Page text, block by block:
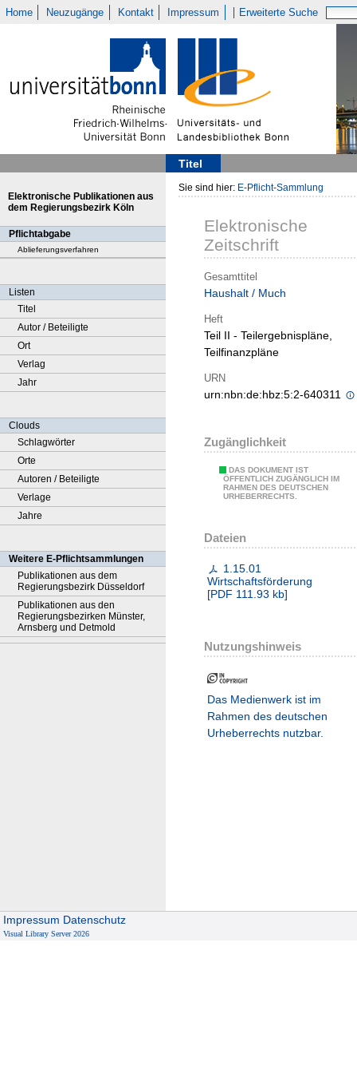
Home Neuzugänge Kontakt Impressum Erweiterte Suche
Titel
Elektronische Publikationen aus
dem Regierungsbezirk Köln
Pflichtabgabe
Ablieferungsverfahren
Listen
Titel
Autor / Beteiligte
Ort
Verlag
Jahr
Clouds
Schlagwörter
Orte
Autoren / Beteiligte
Verlage
Jahre
Weitere E-Pflichtsammlungen
Publikationen aus dem
Regierungsbezirk Düsseldorf
Publikationen aus den
Regierungsbezirken Münster,
Arnsberg und Detmold
Sie sind hier: E-Pflicht-Sammlung
Elektronische
Zeitschrift
Gesamttitel
Haushalt / Much
Heft
Teil II - Teilergebnispläne,
Teilfinanzpläne
URN
urn:nbn:de:hbz:5:2-640311
Zugänglichkeit
DAS DOKUMENT IST
ÖFFENTLICH ZUGÄNGLICH IM
RAHMEN DES DEUTSCHEN
URHEBERRECHTS.
Dateien
1.15.01
Wirtschaftsförderung
[PDF 111.93 kb]
Nutzungshinweis
Das Medienwerk ist im
Rahmen des deutschen
Urheberrechts nutzbar.
Impressum Datenschutz
Visual Library Server 2026